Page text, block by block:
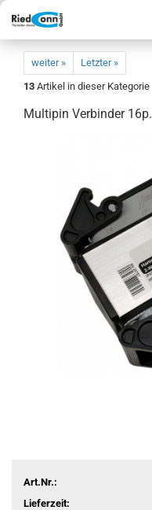
weiter »
Letzter »
13 Artikel in dieser Kategorie
Multipin Verbinder 16p.
Art.Nr.:
Lieferzeit: